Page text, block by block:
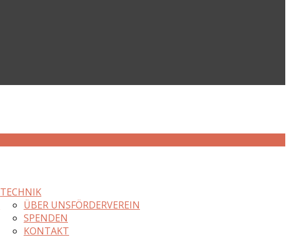
TECHNIK
FÖRDERVEREIN
ÜBER UNS
SPENDEN
KONTAKT